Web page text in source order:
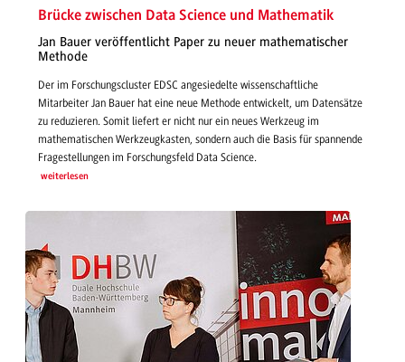
Brücke zwischen Data Science und Mathematik
Jan Bauer veröffentlicht Paper zu neuer mathematischer
Methode
Der im Forschungscluster EDSC angesiedelte wissenschaftliche
Mitarbeiter Jan Bauer hat eine neue Methode entwickelt, um Datensätze
zu reduzieren. Somit liefert er nicht nur ein neues Werkzeug im
mathematischen Werkzeugkasten, sondern auch die Basis für spannende
Fragestellungen im Forschungsfeld Data Science.
weiterlesen